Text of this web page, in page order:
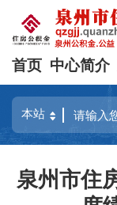
首页 中心简介
泉州市住